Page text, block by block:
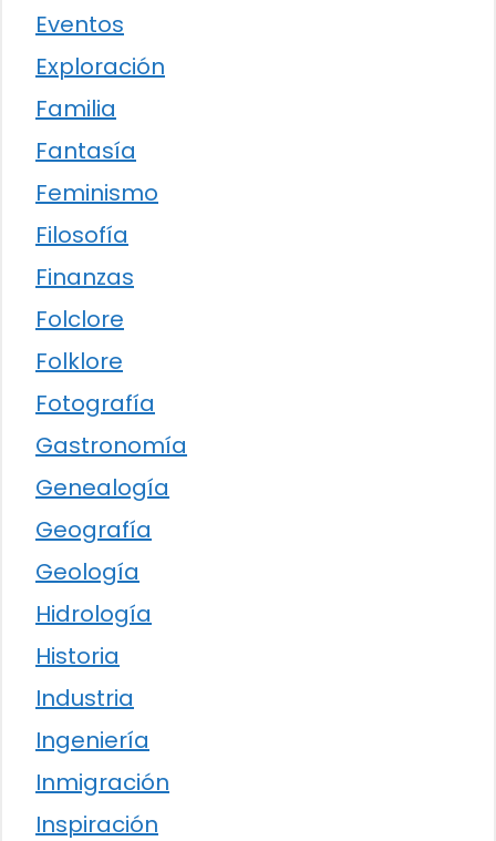
Eventos
Exploración
Familia
Fantasía
Feminismo
Filosofía
Finanzas
Folclore
Folklore
Fotografía
Gastronomía
Genealogía
Geografía
Geología
Hidrología
Historia
Industria
Ingeniería
Inmigración
Inspiración